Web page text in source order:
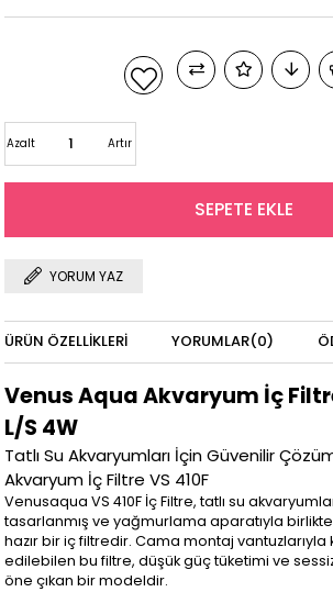
Artır
Azalt
YORUM YAZ
ÜRÜN ÖZELLIKLERI YORUMLAR(0)
Venus Aqua Akvaryum İç
L/S 4W
Tatlı Su Akvaryumları İçin Güvenilir
Akvaryum İç Filtre VS 410F
Venusaqua VS 410F İç Filtre, tatlı su
tasarlanmış ve yağmurlama aparatıyla
hazır bir iç filtredir. Cama montaj
edilebilen bu filtre, düşük güç tüketimi ve
öne çıkan bir modeldir.